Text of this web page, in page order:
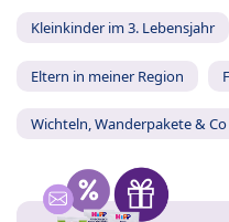
Kleinkinder im 3. Lebensjahr
Eltern in meiner Region
Wichteln, Wanderpakete & Co